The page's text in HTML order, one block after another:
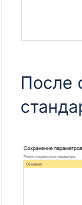
После